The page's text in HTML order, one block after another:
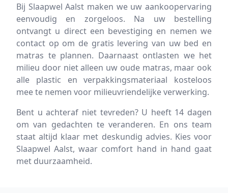
Bij Slaapwel Aalst maken we uw aankoopervaring
eenvoudig en zorgeloos. Na uw bestelling
ontvangt u direct een bevestiging en nemen we
contact op om de gratis levering van uw bed en
matras te plannen. Daarnaast ontlasten we het
milieu door niet alleen uw oude matras, maar ook
alle plastic en verpakkingsmateriaal kosteloos
mee te nemen voor milieuvriendelijke verwerking.
Bent u achteraf niet tevreden? U heeft 14 dagen
om van gedachten te veranderen. En ons team
staat altijd klaar met deskundig advies. Kies voor
Slaapwel Aalst, waar comfort hand in hand gaat
met duurzaamheid.